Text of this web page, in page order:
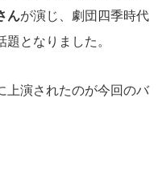
んが演じ、劇団四季時代
となりました。
上演されたのが今回のバ